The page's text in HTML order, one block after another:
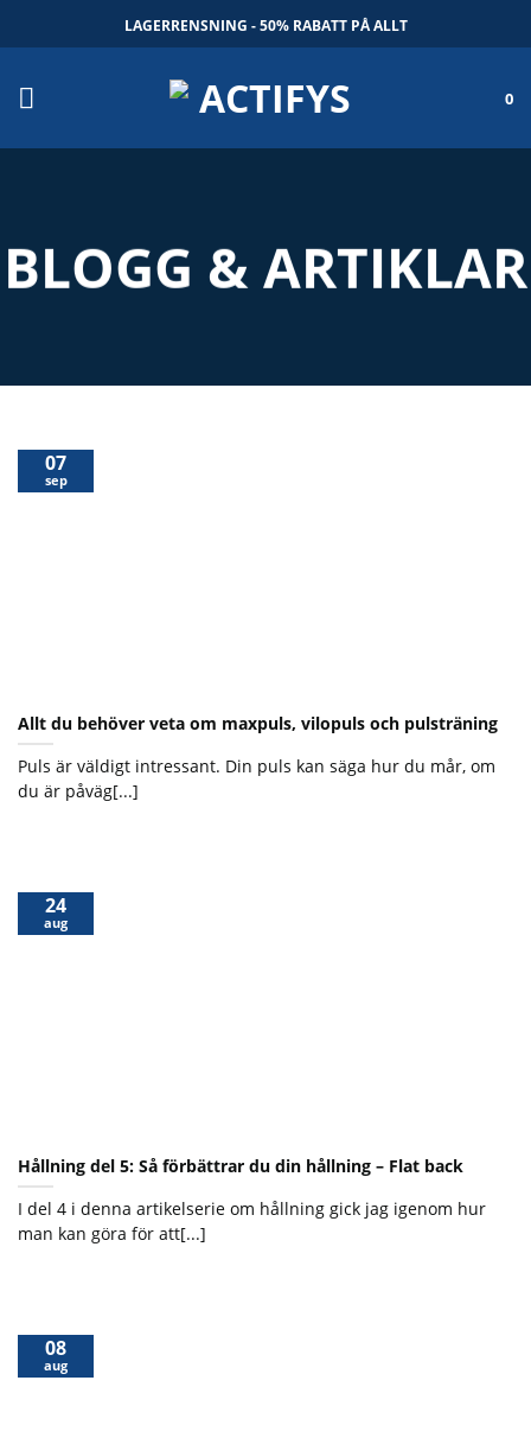
to
LAGERRENSNING - 50% RABATT PÅ ALLT
0
BLOGG & ARTIKLAR
Allt du behöver veta om maxpuls, vilopuls och pulsträning
Puls är väldigt intressant. Din puls kan säga hur du mår, om
du är påväg[...]
07
sep
Hållning del 5: Så förbättrar du din hållning – Flat back
I del 4 i denna artikelserie om hållning gick jag igenom hur
man kan göra för att[...]
24
aug
08
aug